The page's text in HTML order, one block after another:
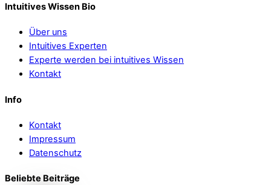
Intuitives Wissen Bio
Über uns
Intuitives Experten
Experte werden bei intuitives Wissen
Kontakt
Info
Kontakt
Impressum
Datenschutz
Beliebte Beiträge